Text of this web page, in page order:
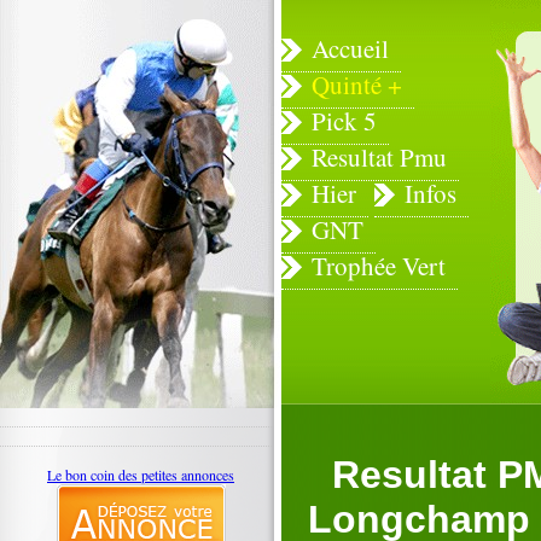
Accueil
Quinté +
Pick 5
Resultat Pmu
Hier
Infos
GNT
Trophée Vert
Resultat
Longchamp
Le bon coin des petites annonces